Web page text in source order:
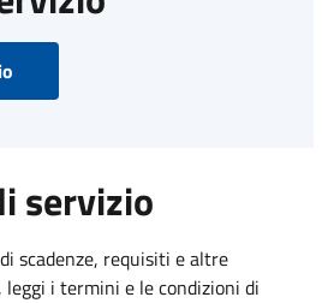
servizio
scadenze, requisiti e altre
i termini e le condizioni di